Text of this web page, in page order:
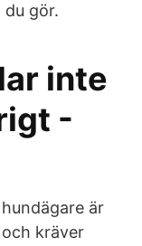
gör.
inte
-
är
kräver